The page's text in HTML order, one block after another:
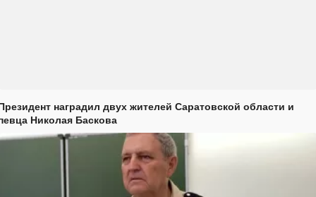
наградил двух жителей Саратовской области и
Николая Баскова